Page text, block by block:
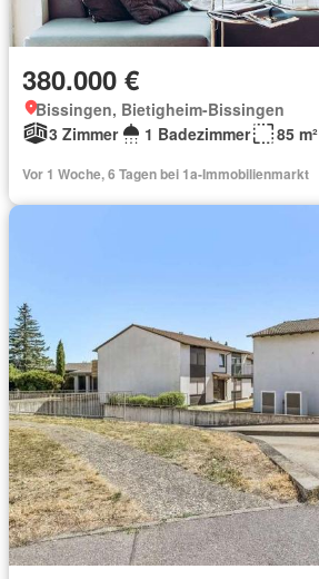
380.000 €
Bissingen, Bietigheim-Bissingen
3 Zimmer
1 Badezimmer 85 m²
Vor 1 Woche, 6 Tagen bei 1a-Immobilienmarkt